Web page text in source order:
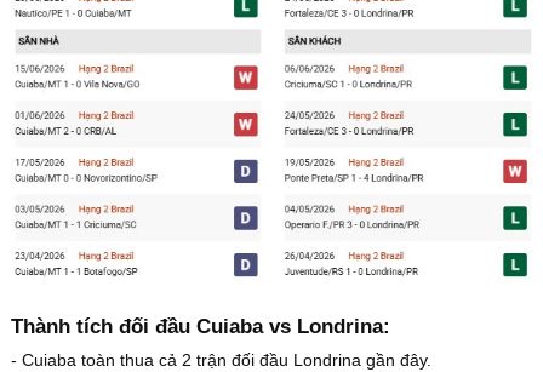
Thành tích đối đầu Cuiaba vs Londrina:
- Cuiaba toàn thua cả 2 trận đối đầu Londrina gần đây.